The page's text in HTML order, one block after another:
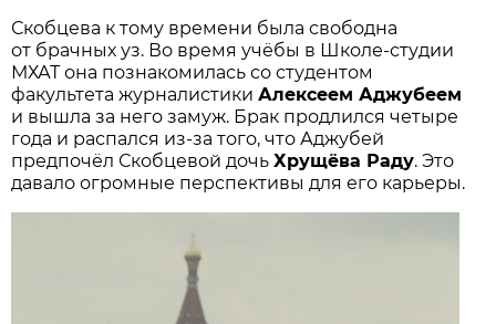
Скобцева к тому времени была свободна
от брачных уз. Во время учёбы в Школе-студии
МХАТ она познакомилась со студентом
факультета журналистикиАлексеем Аджубеем
и вышла за него замуж. Брак продлился четыре
года и распался из-за того, что Аджубей
предпочёл Скобцевой дочьХрущёва Раду. Это
давало огромные перспективы для его карьеры.